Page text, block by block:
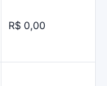
R$ 0,00